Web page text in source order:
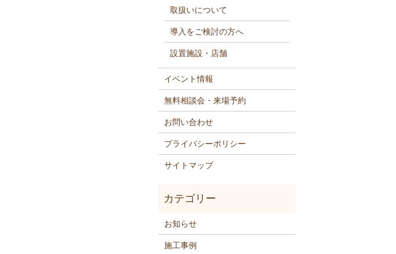
取扱いについて
導入をご検討の方へ
設置施設・店舗
イベント情報
無料相談会・来場予約
お問い合わせ
プライバシーポリシー
サイトマップ
お知らせ
施工事例